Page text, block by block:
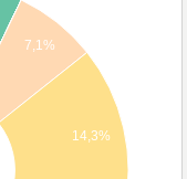
7,1%
14,3%